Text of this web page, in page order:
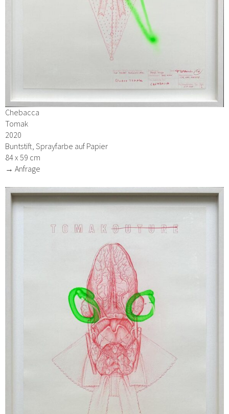
Chebacca
Tomak
2020
Buntstift, Sprayfarbe auf Papier
84 x 59 cm
→ Anfrage